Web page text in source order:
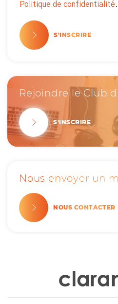
Politique de confidentialité.
S'INSCRIRE
Rejoindre le Club
S'INSCRIRE
Nous envoyer un
NOUS CONTACTER